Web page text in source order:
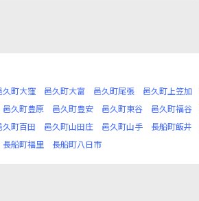
久町大窪 邑久町大富 邑久町尾張 邑久町上笠加
邑久町豊原 邑久町豊安 邑久町東谷 邑久町福谷
久町百田 邑久町山田庄 邑久町山手 長船町飯井
長船町福里 長船町八日市